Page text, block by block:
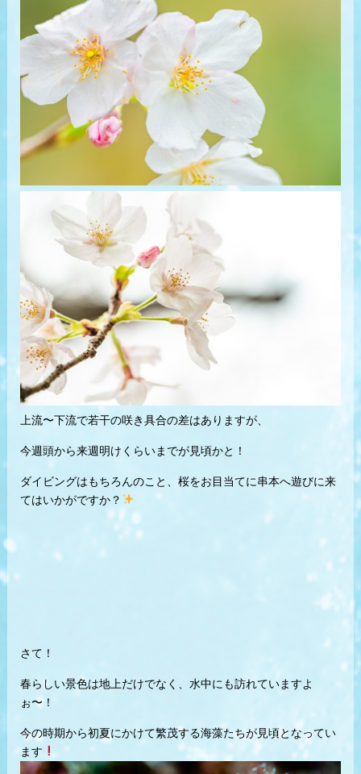
上流〜下流で若干の咲き具合の差はありますが、
今週頭から来週明けくらいまでが見頃かと！
ダイビングはもちろんのこと、桜をお目当てに串本へ遊びに来
てはいかがですか？
さて！
春らしい景色は地上だけでなく、水中にも訪れていますよ
ぉ〜！
今の時期から初夏にかけて繁茂する海藻たちが見頃となってい
ます